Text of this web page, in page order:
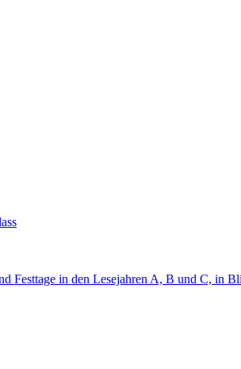
Festtage in den Lesejahren A, B und C, in